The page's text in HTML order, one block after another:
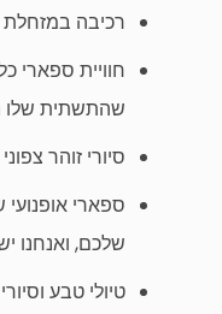
רכיבה במזחלת
חוויית ספארי
שהתשתית
סיורי זוהר
ספארי
שלכם, ואנחנו
טיולי טבע